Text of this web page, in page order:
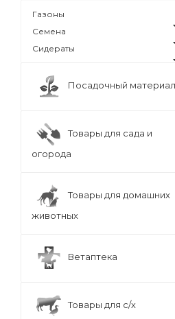
Газоны
Семена
Сидераты
Посадочный материал
Товары для сада и
огорода
Товары для домашних
животных
Ветаптека
Товары для с/х